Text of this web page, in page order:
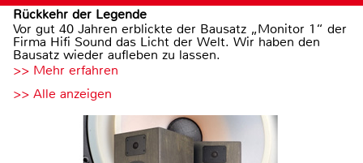
Rückkehr der Legende
Vor gut 40 Jahren erblickte der Bausatz „Monitor 1“ der
Firma Hifi Sound das Licht der Welt. Wir haben den
Bausatz wieder aufleben zu lassen.
>> Mehr erfahren
>> Alle anzeigen